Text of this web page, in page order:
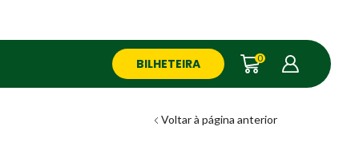
BILHETEIRA 0
Voltar à página anterior